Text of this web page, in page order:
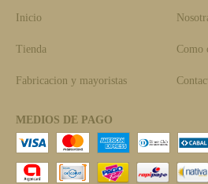
Inicio
Tienda Como
Fabricacion y mayoristas
MEDIOS DE PAGO